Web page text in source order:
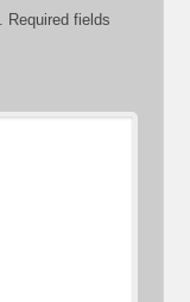
Required fields